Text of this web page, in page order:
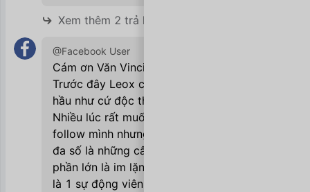
Xem thêm 2 trả lời
@Facebook User
Cám ơn Văn Vinci rất nhiều vì bài viết.
Trước đây Leox chưa biết tạo group nên
hầu như cứ độc thoại 1 mình trên fanpage.
Nhiều lúc rất muốn biết về những người
follow mình nhưng rất ít người speak up,
đa số là những câu khen, cảm ơn, hoặc
phần lớn là im lặng like thả tim. Đấy cũng
là 1 sự động viên lớn. Nhưng những chia